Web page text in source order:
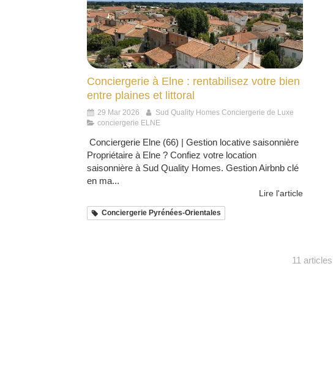
Conciergerie à Elne : rentabilisez votre bien
entre plaines et littoral
29 Mar 2026
Sud Quality Homes Conciergerie de Luxe
conciergerie ELNE
Conciergerie Elne (66) | Gestion locative saisonnière
Propriétaire à Elne ? Confiez votre location
saisonnière à Sud Quality Homes. Gestion Airbnb clé
en ma...
Lire l'article
Conciergerie Pyrénées-Orientales
11 articles